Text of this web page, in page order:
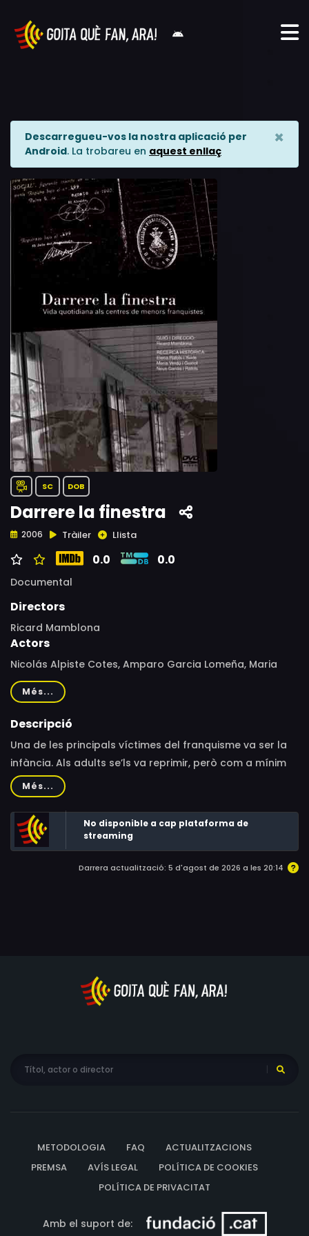
Descarregueu-vos la nostra aplicació per
Android. La trobareu en aquest enllaç
×
SC DOB
Darrere la finestra
2006 Tràiler Llista
0.0 0.0
Documental
Directors
Ricard Mamblona
Actors
Nicolás Alpiste Cotes, Amparo Garcia Lomeña, Maria
Lucas Ferrer, Eva Molló Novoa, Laia Febrero Tamayo,
Marc Febrero Tamayo, Sara Rodríguez Espies, Neus
Garcia i Ràfols, Elena Ràfols i Yuste, Maria Verdú i Guinot
Més...
Descripció
Una de les principals víctimes del franquisme va ser la
infància. Als adults se’ls va reprimir, però com a mínim
havien tingut temps de formar-se, mentre que els
infants, no van tindre alternativa, la repressió per a ells
va ser absoluta.
Més...
No disponible a cap plataforma de
streaming
Darrera actualització: 5 d'agost de 2026 a les 20:14
METODOLOGIA FAQ
ACTUALITZACIONS
PREMSA
AVÍS LEGAL
POLÍTICA DE COOKIES
POLÍTICA DE PRIVACITAT
Amb el suport de: